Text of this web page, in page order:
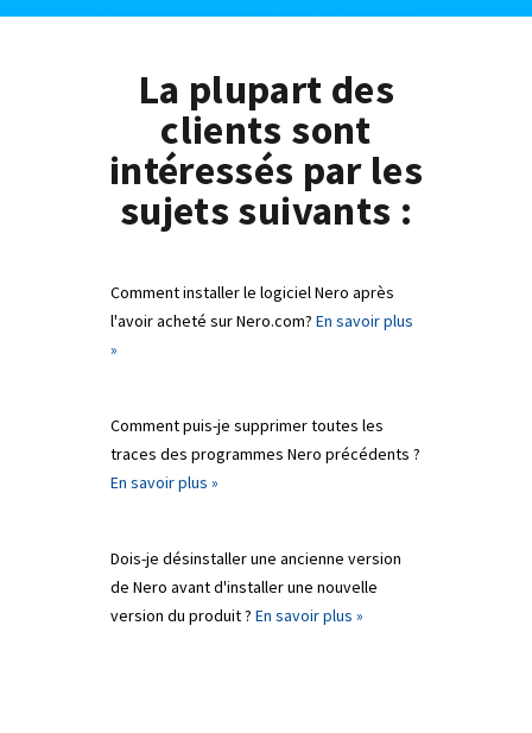
La plupart des
clients sont
intéressés par les
sujets suivants :
Comment installer le logiciel Nero après
l'avoir acheté sur Nero.com? En savoir plus
»
Comment puis-je supprimer toutes les
traces des programmes Nero précédents ?
En savoir plus »
Dois-je désinstaller une ancienne version
de Nero avant d'installer une nouvelle
version du produit ? En savoir plus »